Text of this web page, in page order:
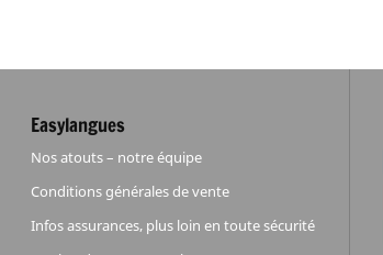
Easylangues
Nos atouts – notre équipe
Conditions générales de vente
Infos assurances, plus loin en toute sécurité